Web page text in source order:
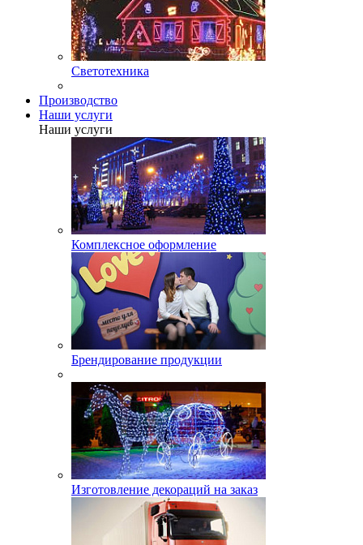
Светотехника
Производство
Наши услуги
Наши услуги
Комплексное оформление
Брендирование продукции
Изготовление декораций на заказ